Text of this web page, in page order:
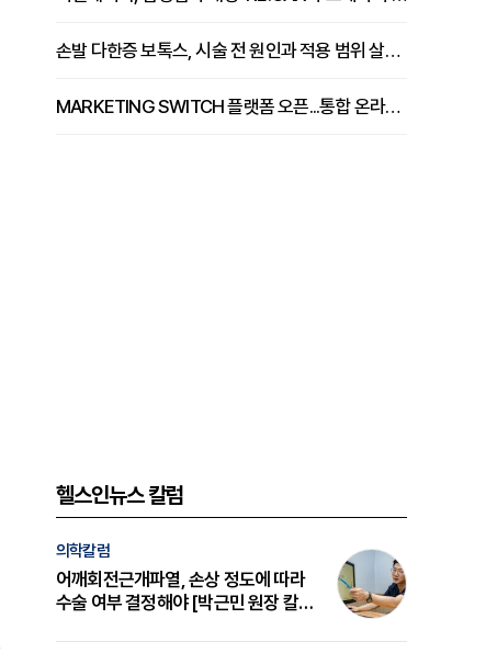
손발 다한증 보톡스, 시술 전 원인과 적용 범위 살펴야 [강윤일 원장 칼럼]
MARKETING SWITCH 플랫폼 오픈...통합 온라인 마케팅 서비스 확대
헬스인뉴스 칼럼
의학칼럼
어깨회전근개파열, 손상 정도에 따라
수술 여부 결정해야 [박근민 원장 칼